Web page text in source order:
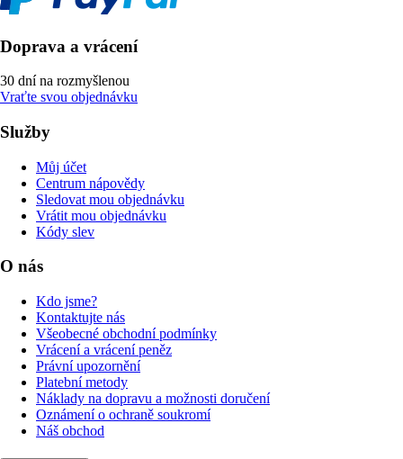
Doprava a vrácení
30 dní na rozmyšlenou
Vraťte svou objednávku
Služby
Můj účet
Centrum nápovědy
Sledovat mou objednávku
Vrátit mou objednávku
Kódy slev
O nás
Kdo jsme?
Kontaktujte nás
Všeobecné obchodní podmínky
Vrácení a vrácení peněz
Právní upozornění
Platební metody
Náklady na dopravu a možnosti doručení
Oznámení o ochraně soukromí
Náš obchod